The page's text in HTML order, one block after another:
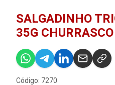
SALGADINHO
35G CHURRASCO
Código: 7270